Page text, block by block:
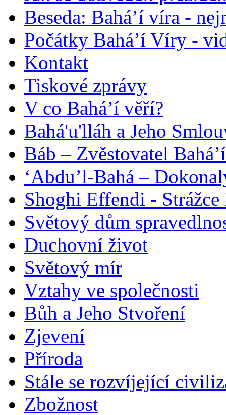
Beseda: Bahá’í víra -
Počátky Bahá’í Víry -
Kontakt
Tiskové zprávy
V co Bahá’í věří?
Bahá'u'lláh a Jeho
Báb – Zvěstovatel
‘Abdu’l-Bahá –
Shoghi Effendi -
Světový dům
Duchovní život
Světový mír
Vztahy ve společnosti
Bůh a Jeho Stvoření
Zjevení
Příroda
Stále se rozvíjející
Zbožnost